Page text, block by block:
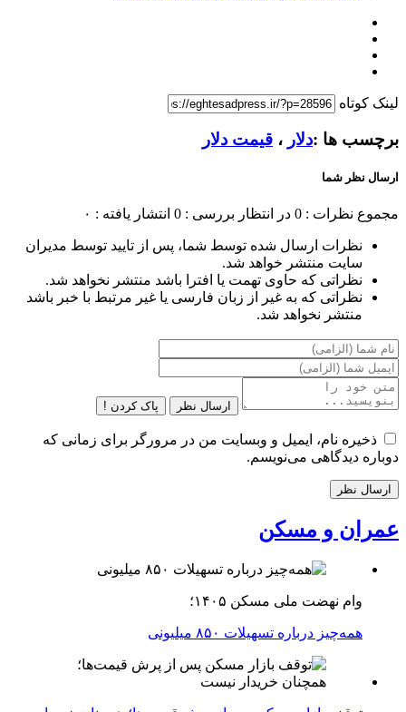
لینک کوتاه
برچسب ها :دلار ، قیمت دلار
ارسال نظر شما
مجموع نظرات : 0 در انتظار بررسی : 0 انتشار یافته : ۰
نظرات ارسال شده توسط شما، پس از تایید توسط مدیران
سایت منتشر خواهد شد.
نظراتی که حاوی تهمت یا افترا باشد منتشر نخواهد شد.
نظراتی که به غیر از زبان فارسی یا غیر مرتبط با خبر باشد
منتشر نخواهد شد.
ارسال نظر پاک کردن !
ذخیره نام، ایمیل و وبسایت من در مرورگر برای زمانی که
دوباره دیدگاهی می‌نویسم.
عمران و مسکن
وام نهضت ملی مسکن ۱۴۰۵؛
همه‌چیز درباره تسهیلات ۸۵۰ میلیونی